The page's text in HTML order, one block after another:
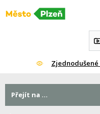
Přeskočit
Přejít na ...